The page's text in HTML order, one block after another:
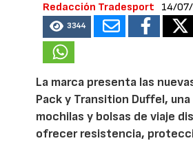
Redacción Tradesport 14/
3344
La marca presenta las
Pack y Transition Duffel,
mochilas y bolsas de viaje
ofrecer resistencia,